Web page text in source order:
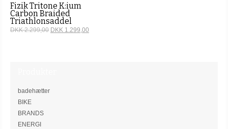
Fizik Tritone K:ium
Carbon Braided
Triathlonsaddel
DKK 2.299,00 DKK 1.299,00
badehætter
BIKE
BRANDS
ENERGI